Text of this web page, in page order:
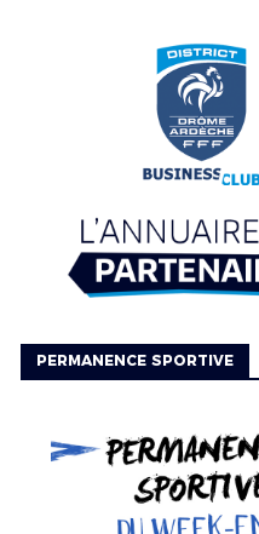
PERMANENCE SPORTIVE